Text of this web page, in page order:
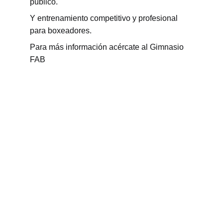
público.
Y entrenamiento competitivo y profesional
para boxeadores.
Para más información acércate al Gimnasio
FAB